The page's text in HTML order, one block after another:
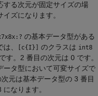
する次元が固定サイズの場
ズになります。
の基本データ型がある
、
[c{I}] のクラスは int8
です。2 番目の次元は 0 です。
ータ型において可変サイズで
元は基本データ型の 3 番目
なります。